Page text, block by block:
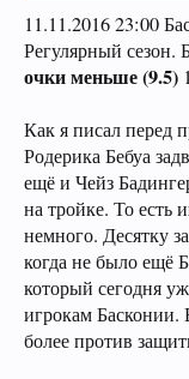
11.11.2016 23:00
Регулярный сезон.
очки меньше (9.5)
Как я писал перед
Родерика Бебуа
ещё и Чейз
на тройке. То есть
немного. Десятку
когда не было ещё
который сегодня
игрокам
более против